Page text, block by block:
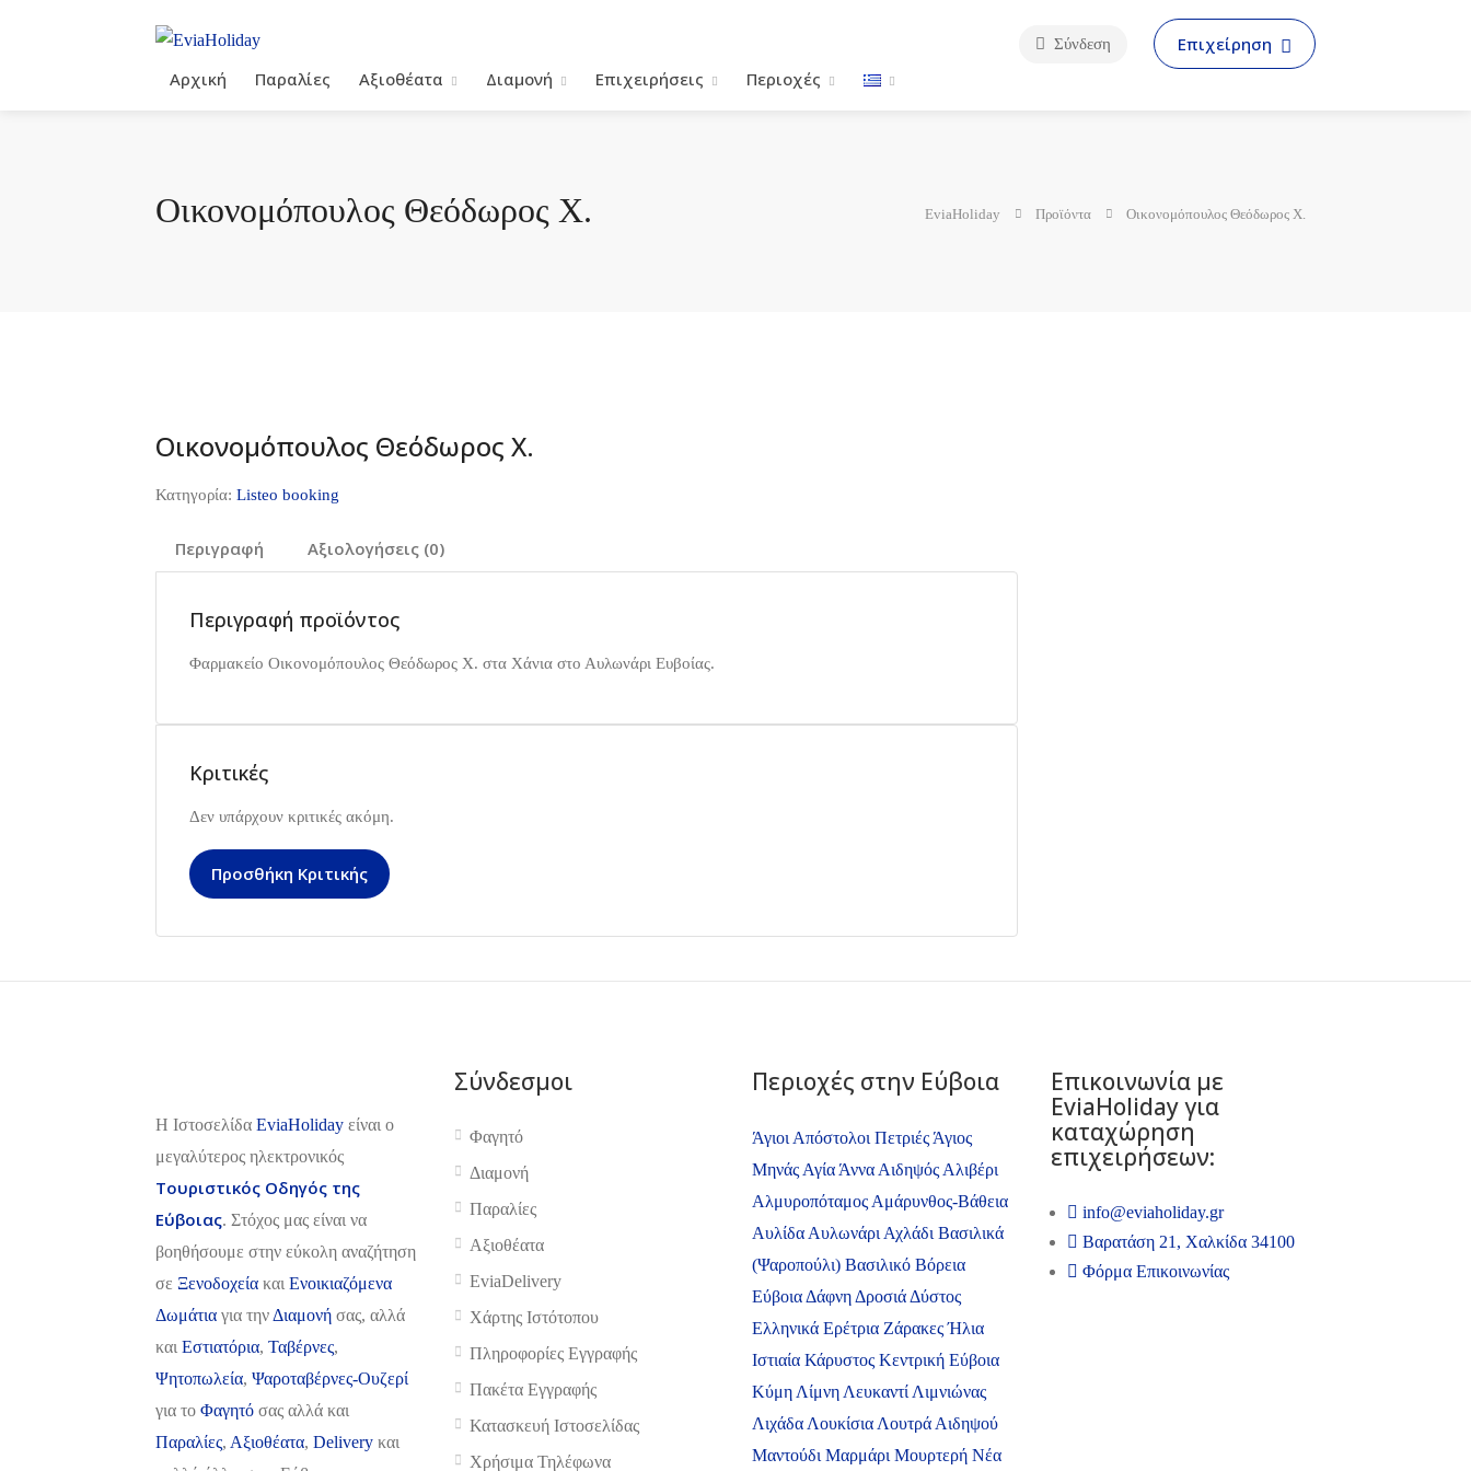
Αρχική Παραλίες Αξιοθέατα Διαμονή Επιχειρήσεις Περιοχές
Σύνδεση Επιχείρηση
Οικονομόπουλος Θεόδωρος Χ. EviaHoliday Προϊόντα Οικονομόπουλος Θεόδωρος Χ.
Οικονομόπουλος Θεόδωρος Χ.
Κατηγορία: Listeo booking
Περιγραφή Αξιολογήσεις (0)
Περιγραφή προϊόντος
Φαρμακείο Οικονομόπουλος Θεόδωρος Χ. στα Χάνια στο Αυλωνάρι Ευβοίας.
Κριτικές
Δεν υπάρχουν κριτικές ακόμη.
Προσθήκη Κριτικής
H Ιστοσελίδα EviaHoliday είναι ο
μεγαλύτερος ηλεκτρονικός
Τουριστικός Οδηγός της
Εύβοιας. Στόχος μας είναι να
βοηθήσουμε στην εύκολη αναζήτηση
σε Ξενοδοχεία και Ενοικιαζόμενα
Δωμάτια για την Διαμονή σας, αλλά
και Εστιατόρια, Ταβέρνες,
Ψητοπωλεία, Ψαροταβέρνες-Ουζερί
για το Φαγητό σας αλλά και
Παραλίες, Αξιοθέατα, Delivery και
Σύνδεσμοι
Φαγητό
Διαμονή
Παραλίες
Αξιοθέατα
EviaDelivery
Χάρτης Ιστότοπου
Πληροφορίες Εγγραφής
Πακέτα Εγγραφής
Κατασκευή Ιστοσελίδας
Χρήσιμα Τηλέφωνα
Περιοχές στην Εύβοια
Άγιοι Απόστολοι Πετριές Άγιος
Μηνάς Αγία Άννα Αιδηψός Αλιβέρι
Αλμυροπόταμος Αμάρυνθος-Βάθεια
Αυλίδα Αυλωνάρι Αχλάδι Βασιλικά
(Ψαροπούλι) Βασιλικό Βόρεια
Εύβοια Δάφνη Δροσιά Δύστος
Ελληνικά Ερέτρια ΖάρακεςΉλια
Ιστιαία Κάρυστος Κεντρική Εύβοια
Κύμη Λίμνη Λευκαντί Λιμνιώνας
Λιχάδα Λουκίσια Λουτρά Αιδηψού
Μαντούδι Μαρμάρι Μουρτερή Νέα
Επικοινωνία με
ΕviaHoliday για
καταχώρηση
επιχειρήσεων:
info@eviaholiday.gr
Βαρατάση 21, Χαλκίδα 34100
Φόρμα Επικοινωνίας